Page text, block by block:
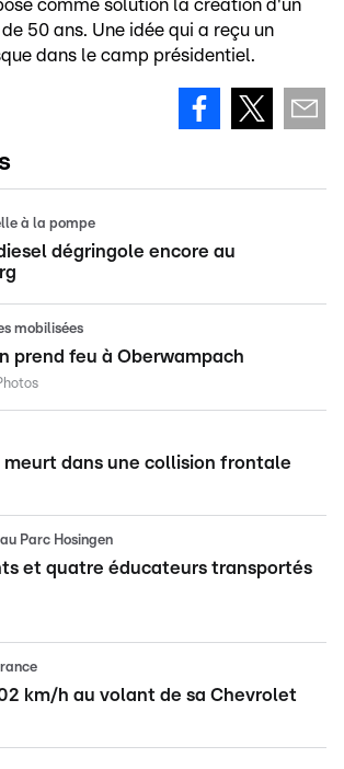
comme solution la création d'un
50 ans. Une idée qui a reçu un
dans le camp présidentiel.
à la pompe
dégringole encore au
mobilisées
prend feu à Oberwampach
meurt dans une collision frontale
Parc Hosingen
et quatre éducateurs transportés
km/h au volant de sa Chevrolet